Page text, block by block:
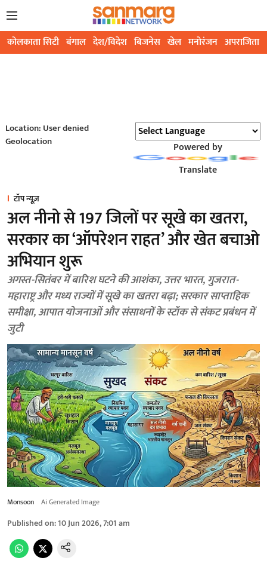
कोलकाता सिटी बंगाल देश/विदेश बिजनेस खेल मनोरंजन अपराजिता
Location: User denied
Geolocation
Powered by
Translate
टॉप न्यूज़
अल नीनो से 197 जिलों पर सूखे का खतरा,
सरकार का ‘ऑपरेशन राहत’ और खेत बचाओ
अभियान शुरू
अगस्त-सितंबर में बारिश घटने की आशंका, उत्तर भारत, गुजरात-
महाराष्ट्र और मध्य राज्यों में सूखे का खतरा बढ़ा; सरकार साप्ताहिक
समीक्षा, आपात योजनाओं और संसाधनों के स्टॉक से संकट प्रबंधन में
जुटी
Monsoon Ai Generated Image
Published on:10 Jun 2026, 7:01 am